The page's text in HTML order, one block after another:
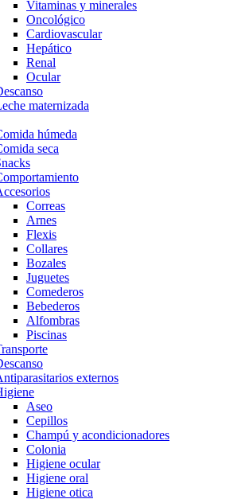
Vitaminas y minerales
Oncológico
Cardiovascular
Hepático
Renal
Ocular
maternizada
húmeda
seca
Correas
Arnes
Flexis
Collares
Bozales
Juguetes
Comederos
Bebederos
Alfombras
Piscinas
externos
Aseo
Cepillos
Champú y acondicionadores
Colonia
Higiene ocular
Higiene oral
Higiene otica